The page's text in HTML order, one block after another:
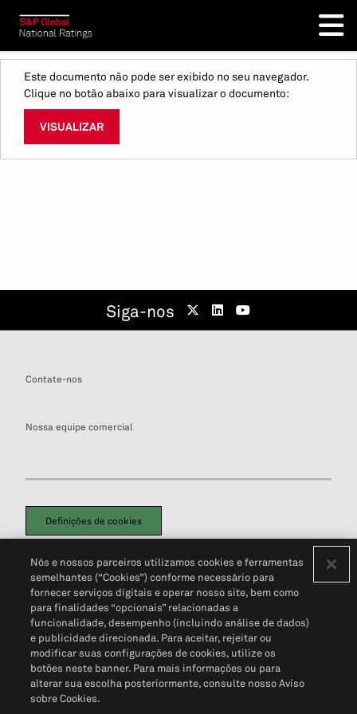
Este documento não pode ser exibido no seu navegador.
Clique no botão abaixo para visualizar o documento:
VISUALIZAR
Siga-nos
Contate-nos
Nossa equipe comercial
Definições de cookies
Política de PrivacidadePortal de privacidade do cliente (em inglês)
Não Venda Minhas Informações Pessoais© 2026 S&P Global
Nós e nossos parceiros utilizamos cookies e ferramentas
semelhantes (“Cookies”) conforme necessário para
fornecer serviços digitais e operar nosso site, bem como
para finalidades “opcionais” relacionadas a
funcionalidade, desempenho (incluindo análise de dados)
e publicidade direcionada. Para aceitar, rejeitar ou
modificar suas configurações de cookies, utilize os
botões neste banner. Para mais informações ou para
alterar sua escolha posteriormente, consulte nosso Aviso
sobre Cookies.